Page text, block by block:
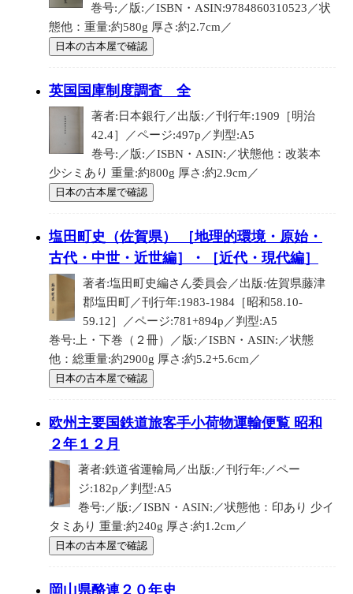
巻号:／版:／ISBN・ASIN:9784860310523／状
態他：重量:約580g 厚さ:約2.7cm／
日本の古本屋で確認
英国国庫制度調査 全
著者:日本銀行／出版:／刊行年:1909［明治
42.4］／ページ:497p／判型:A5
巻号:／版:／ISBN・ASIN:／状態他：改装本
少シミあり 重量:約800g 厚さ:約2.9cm／
日本の古本屋で確認
塩田町史（佐賀県） ［地理的環境・原始・
古代・中世・近世編］・［近代・現代編］
著者:塩田町史編さん委員会／出版:佐賀県藤津
郡塩田町／刊行年:1983-1984［昭和58.10-
59.12］／ページ:781+894p／判型:A5
巻号:上・下巻（２冊）／版:／ISBN・ASIN:／状態
他：総重量:約2900g 厚さ:約5.2+5.6cm／
日本の古本屋で確認
欧州主要国鉄道旅客手小荷物運輸便覧 昭和
２年１２月
著者:鉄道省運輸局／出版:／刊行年:／ペー
ジ:182p／判型:A5
巻号:／版:／ISBN・ASIN:／状態他：印あり 少イ
タミあり 重量:約240g 厚さ:約1.2cm／
日本の古本屋で確認
岡山県酪連２０年史